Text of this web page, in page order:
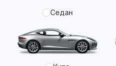
Седан